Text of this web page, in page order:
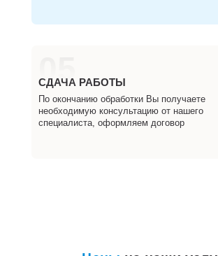
05
СДАЧА РАБОТЫ
По окончанию обработки Вы получаете
необходимую консультацию от нашего
специалиста, оформляем договор